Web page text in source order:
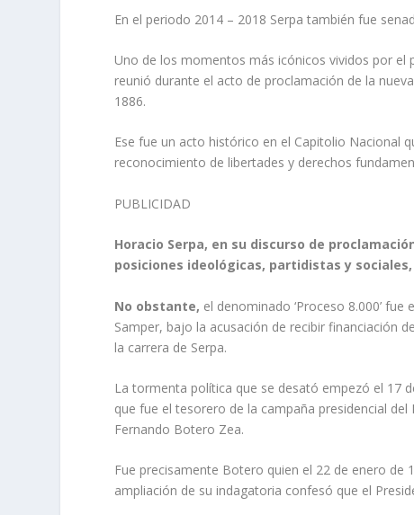
En el periodo 2014 – 2018 Serpa también fue
Uno de los momentos más icónicos vividos por
reunió durante el acto de proclamación de la
1886.
Ese fue un acto histórico en el Capitolio Nacional
reconocimiento de libertades y derechos
PUBLICIDAD
Horacio Serpa, en su discurso de
posiciones ideológicas, partidistas y
No obstante, el denominado ‘Proceso 8.000’
Samper, bajo la acusación de recibir financiación
la carrera de Serpa.
La tormenta política que se desató empezó el 17
que fue el tesorero de la campaña presidencial
Fernando Botero Zea.
Fue precisamente Botero quien el 22 de enero
ampliación de su indagatoria confesó que el